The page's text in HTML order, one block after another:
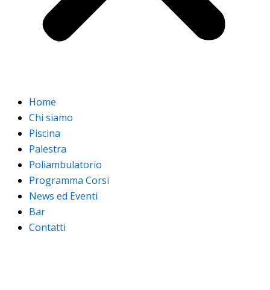
Home
Chi siamo
Piscina
Palestra
Poliambulatorio
Programma Corsi
News ed Eventi
Bar
Contatti